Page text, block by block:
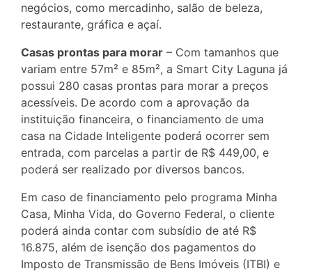
negócios, como mercadinho, salão de beleza,
restaurante, gráfica e açaí.
Casas prontas para morar – Com tamanhos que
variam entre 57m² e 85m², a Smart City Laguna já
possui 280 casas prontas para morar a preços
acessíveis. De acordo com a aprovação da
instituição financeira, o financiamento de uma
casa na Cidade Inteligente poderá ocorrer sem
entrada, com parcelas a partir de R$ 449,00, e
poderá ser realizado por diversos bancos.
Em caso de financiamento pelo programa Minha
Casa, Minha Vida, do Governo Federal, o cliente
poderá ainda contar com subsídio de até R$
16.875, além de isenção dos pagamentos do
Imposto de Transmissão de Bens Imóveis (ITBI) e